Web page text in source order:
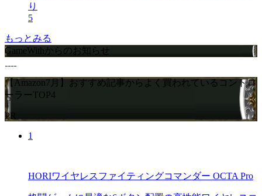
り
5
もっとみる
GameWithからのお知らせ
【Amazon7月】おすすめ記事からよく買われているコントロ
ーラーTOP4
PR
1
HORIワイヤレスファイティングコマンダー OCTA Pro